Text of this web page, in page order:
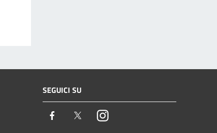
SEGUICI SU
Facebook TwitterInstagram